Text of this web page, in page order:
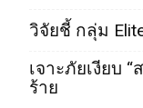
วิจัยชี้ กลุ่ม
เจาะภัยเงียบ
ร้าย